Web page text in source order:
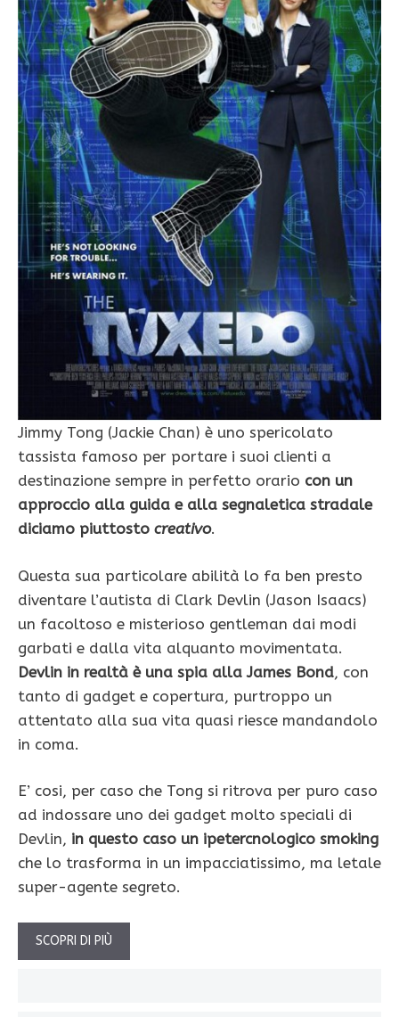
Jimmy Tong (Jackie Chan) è uno spericolato
tassista famoso per portare i suoi clienti a
destinazione sempre in perfetto orario con un
approccio alla guida e alla segnaletica stradale
diciamo piuttosto creativo.
Questa sua particolare abilità lo fa ben presto
diventare l’autista di Clark Devlin (Jason Isaacs)
un facoltoso e misterioso gentleman dai modi
garbati e dalla vita alquanto movimentata.
Devlin in realtà è una spia alla James Bond, con
tanto di gadget e copertura, purtroppo un
attentato alla sua vita quasi riesce mandandolo
in coma.
E’ cosi, per caso che Tong si ritrova per puro caso
ad indossare uno dei gadget molto speciali di
Devlin, in questo caso un ipetercnologico smoking
che lo trasforma in un impacciatissimo, ma letale
super-agente segreto.
SCOPRI DI PIÙ